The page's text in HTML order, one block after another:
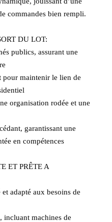
commandes bien rempli.
DU LOT:
publics, assurant une
maintenir le lien de
organisation rodée et une
garantissant une
en compétences
ET PRÊTE A
adapté aux besoins de
incluant machines de